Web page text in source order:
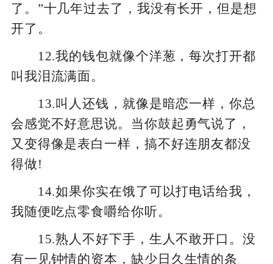
了。”十几年过去了，我没有长开，但是想
开了。
12.我的钱包就像个洋葱，每次打开都
叫我泪流满面。
13.叫人还钱，就像是暗恋一样，你总
会感觉不好意思说。当你鼓起勇气说了，
又变得像是表白一样，搞不好连朋友都没
得做!
14.如果你实在饿了可以打电话给我，
我随便吃点零食嚼给你听。
15.熟人不好下手，生人不敢开口。没
有一见钟情的资本，缺少日久生情的条